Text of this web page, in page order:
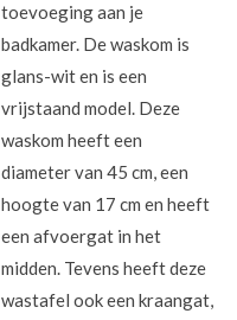
toevoeging aan je
badkamer. De waskom is
glans-wit en is een
vrijstaand model. Deze
waskom heeft een
diameter van 45 cm, een
hoogte van 17 cm en heeft
een afvoergat in het
midden. Tevens heeft deze
wastafel ook een kraangat,